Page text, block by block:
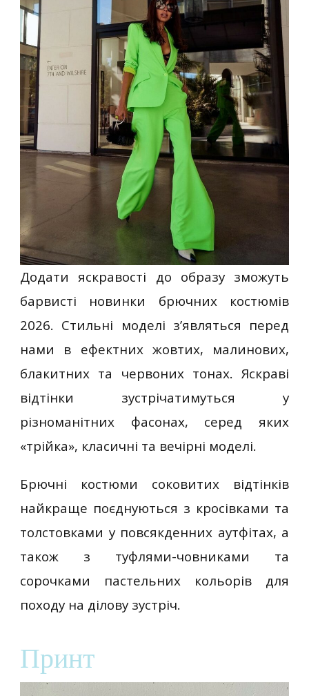
Додати яскравості до образу зможуть
барвисті новинки брючних костюмів
2026. Стильні моделі з’являться перед
нами в ефектних жовтих, малинових,
блакитних та червоних тонах. Яскраві
відтінки зустрічатимуться у
різноманітних фасонах, серед яких
«трійка», класичні та вечірні моделі.
Брючні костюми соковитих відтінків
найкраще поєднуються з кросівками та
толстовками у повсякденних аутфітах, а
також з туфлями-човниками та
сорочками пастельних кольорів для
походу на ділову зустріч.
Принт